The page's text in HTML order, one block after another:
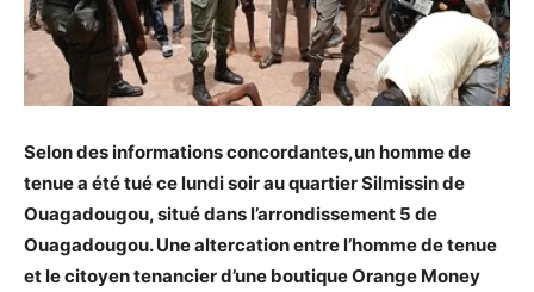
Selon des informations concordantes,un homme de
tenue a été tué ce lundi soir au quartier Silmissin de
Ouagadougou, situé dans l’arrondissement 5 de
Ouagadougou. Une altercation entre l’homme de tenue
et le citoyen tenancier d’une boutique Orange Money